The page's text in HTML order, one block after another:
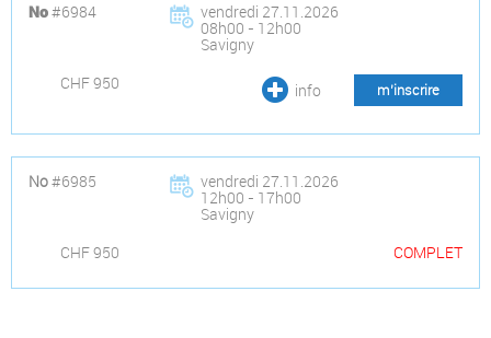
No#6984 vendredi 27.11.2026
08h00 - 12h00
Savigny
CHF 950
info m’inscrire
No#6985 vendredi 27.11.2026
12h00 - 17h00
Savigny
CHF 950
COMPLET